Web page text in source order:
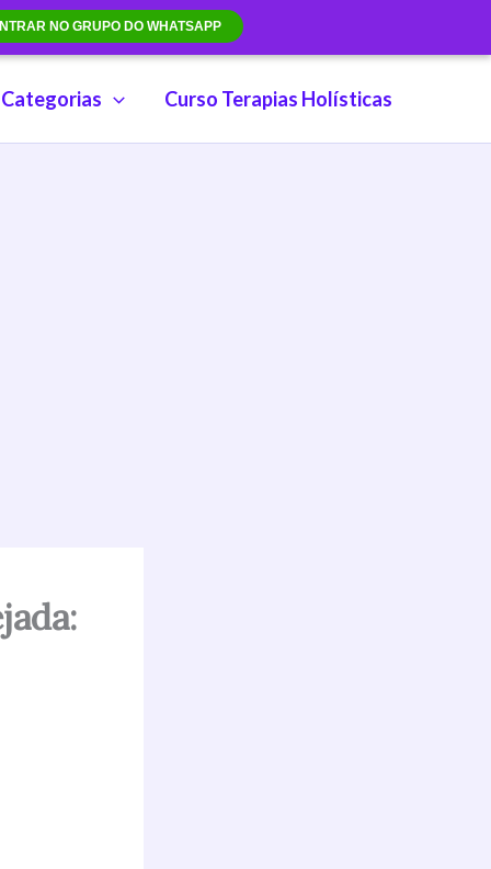
NO GRUPO DO WHATSAPP
Categorias Curso Terapias Holísticas